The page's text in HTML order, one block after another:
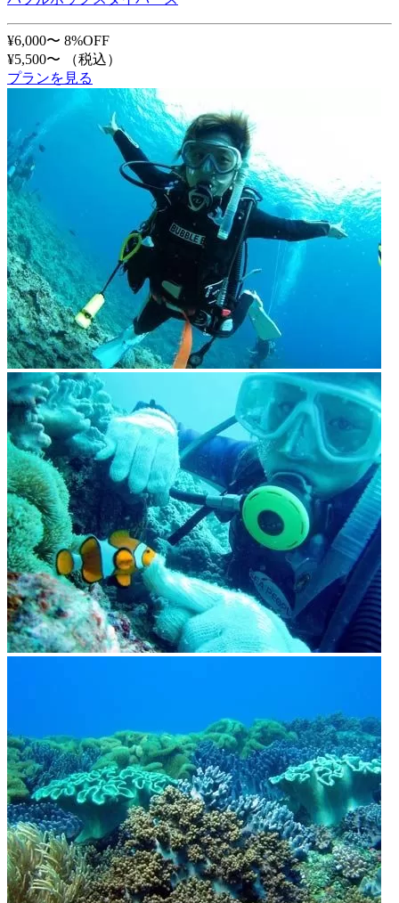
¥6,000〜 8%OFF
¥5,500〜
（税込）
プランを見る